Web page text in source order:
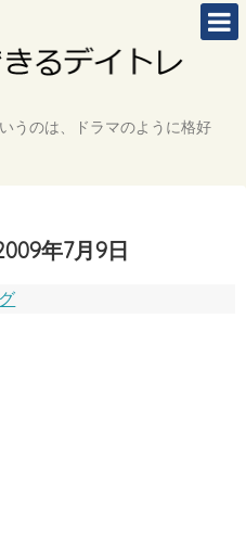
うのは、ドラマのように格好
年7月9日